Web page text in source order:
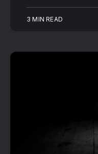
3 MIN READ